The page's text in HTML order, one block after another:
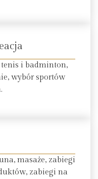
i badminton,
wybór sportów
masaże, zabiegi
zabiegi na